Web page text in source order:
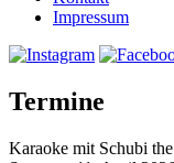
Impressum
Termine
Karaoke mit Schubi